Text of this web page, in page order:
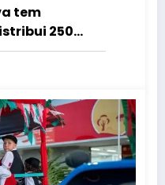
tem
250
– Em